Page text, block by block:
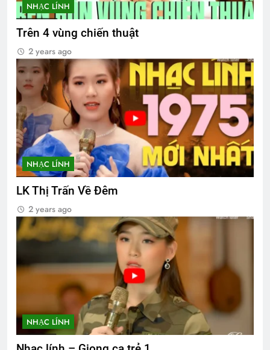
NHẠC LÍNH
Trên 4 vùng chiến thuật
2 years ago
NHẠC LÍNH
LK Thị Trấn Về Đêm
2 years ago
NHẠC LÍNH